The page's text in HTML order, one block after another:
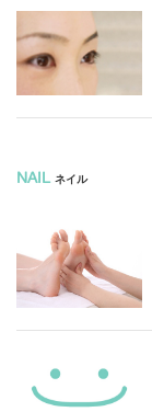
NAIL ネイル